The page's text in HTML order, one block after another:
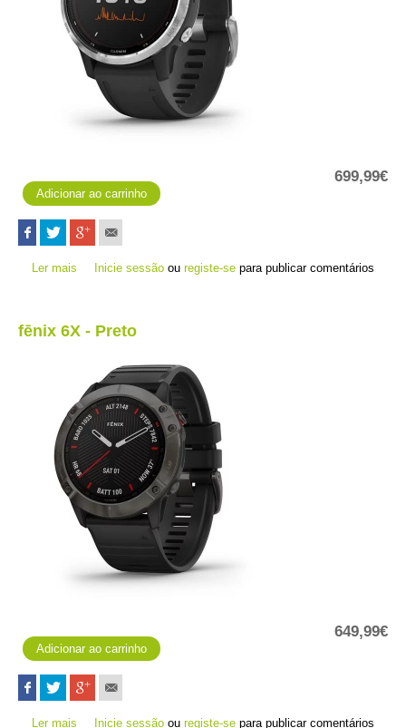
699,99€
Ler mais acerca de fēnix 6S Solar - Prateado
Inicie sessão ouregiste-se para publicar comentários
fēnix 6X - Preto
649,99€
Ler mais acerca de fēnix 6X - Preto
Inicie sessão ouregiste-se para publicar comentários